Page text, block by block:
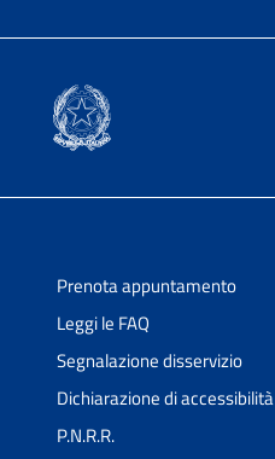
Prenota appuntamento
Leggi le FAQ
Segnalazione disservizio
Dichiarazione di accessibilità
P.N.R.R.